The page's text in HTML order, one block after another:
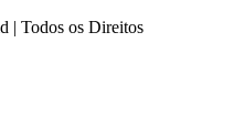
| Todos os Direitos